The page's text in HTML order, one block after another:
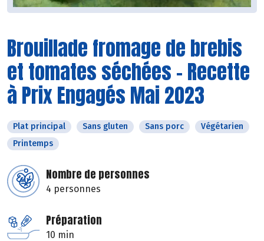
Brouillade fromage de brebis
et tomates séchées - Recette
à Prix Engagés Mai 2023
Plat principal Sans gluten Sans porc
Végétarien
Printemps
Nombre de personnes
4 personnes
Préparation
10 min